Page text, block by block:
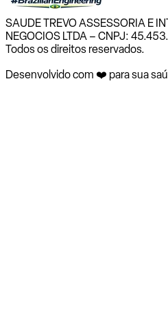
SAUDE TREVO ASSESSORIA E
NEGOCIOS LTDA – CNPJ:
Todos os direitos reservados.
Desenvolvido com ❤️ para sua